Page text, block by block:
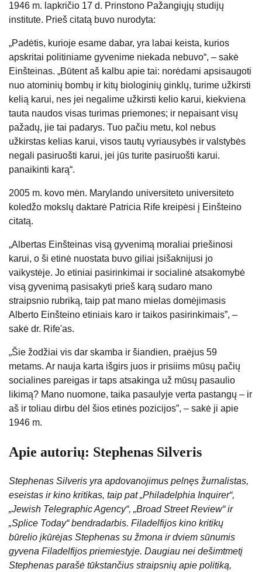
1946 m. ​​lapkričio 17 d. Prinstono Pažangiųjų studijų
institute. Prieš citatą buvo nurodyta:
„Padėtis, kurioje esame dabar, yra labai keista, kurios
apskritai politiniame gyvenime niekada nebuvo“, – sakė
Einšteinas. „Būtent aš kalbu apie tai: norėdami apsisaugoti
nuo atominių bombų ir kitų biologinių ginklų, turime užkirsti
kelią karui, nes jei negalime užkirsti kelio karui, kiekviena
tauta naudos visas turimas priemones; ir nepaisant visų
pažadų, jie tai padarys. Tuo pačiu metu, kol nebus
užkirstas kelias karui, visos tautų vyriausybės ir valstybės
negali pasiruošti karui, jei jūs turite pasiruošti karui.
panaikinti karą“.
2005 m. kovo mėn. Marylando universiteto universiteto
koledžo mokslų daktarė Patricia Rife kreipėsi į Einšteino
citatą.
„Albertas Einšteinas visą gyvenimą moraliai priešinosi
karui, o ši etinė nuostata buvo giliai įsišaknijusi jo
vaikystėje. Jo etiniai pasirinkimai ir socialinė atsakomybė
visą gyvenimą pasisakyti prieš karą sudaro mano
straipsnio rubriką, taip pat mano mielas domėjimasis
Alberto Einšteino etiniais karo ir taikos pasirinkimais”, –
sakė dr. Rife'as.
„Šie žodžiai vis dar skamba ir šiandien, praėjus 59
metams. Ar nauja karta išgirs juos ir prisiims mūsų pačių
socialines pareigas ir taps atsakinga už mūsų pasaulio
likimą? Mano nuomone, taika pasaulyje verta pastangų – ir
aš ir toliau dirbu dėl šios etinės pozicijos”, – sakė ji apie
1946 m.
Apie autorių: Stephenas Silveris
Stephenas Silveris yra apdovanojimus pelnęs žurnalistas,
eseistas ir kino kritikas, taip pat „Philadelphia Inquirer“,
„Jewish Telegraphic Agency“, „Broad Street Review“ ir
„Splice Today“ bendradarbis. Filadelfijos kino kritikų
būrelio įkūrėjas Stephenas su žmona ir dviem sūnumis
gyvena Filadelfijos priemiestyje. Daugiau nei dešimtmetį
Stephenas parašė tūkstančius straipsnių apie politiką,